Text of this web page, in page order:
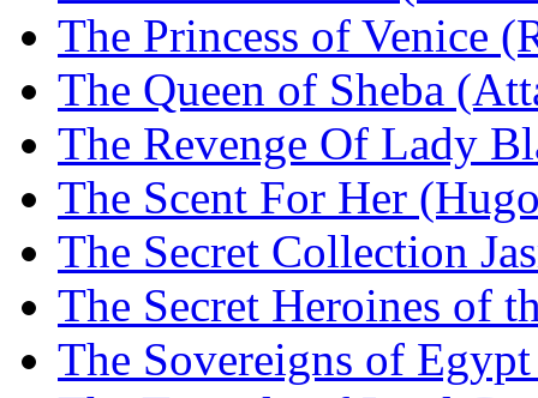
The Princess of Venice
The Queen of Sheba
The Revenge Of Lady
The Scent For Her
The Secret Collection
The Secret Heroines of
The Sovereigns of